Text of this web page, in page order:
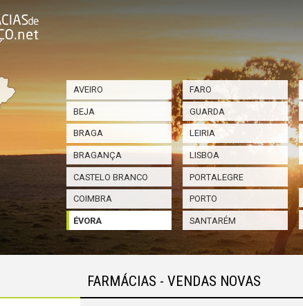
AVEIRO
BEJA
BRAGA
BRAGANÇA
CASTELO BRANCO
COIMBRA
ÉVORA
FARO
GUARDA
LEIRIA
LISBOA
PORTALEGRE
PORTO
SANTARÉM
FARMÁCIAS - VENDAS NOVAS